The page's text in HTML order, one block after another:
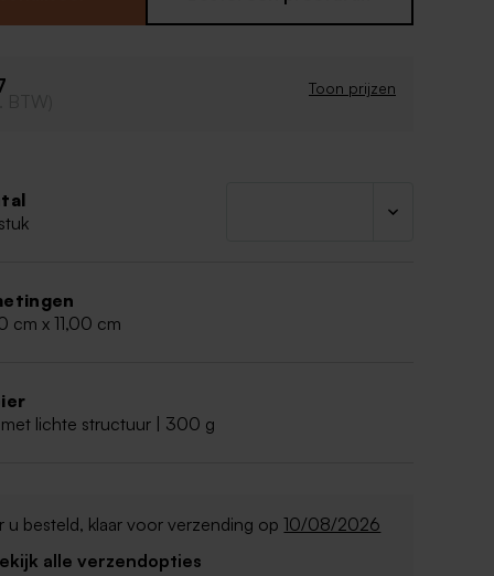
kleuren aanpasbaar in de editor
Toon prijzen
BTW)
cm x 11,00 cm
lichte structuur | 300 g
u besteld, klaar voor verzending op10/08/2026
alle verzendopties